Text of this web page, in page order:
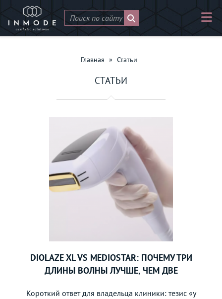
Главная » Статьи
СТАТЬИ
DIOLAZE XL VS MEDIOSTAR: ПОЧЕМУ ТРИ
ДЛИНЫ ВОЛНЫ ЛУЧШЕ, ЧЕМ ДВЕ
Короткий ответ для владельца клиники: тезис «у